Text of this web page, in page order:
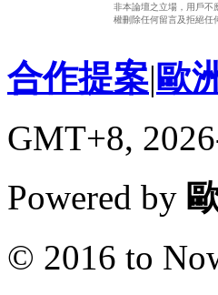
非本論壇之立場，用戶不
權刪除任何留言及拒絕任
合作提案|歐
GMT+8,
Powered by
© 2016 to